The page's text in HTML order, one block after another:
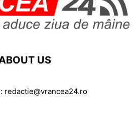
US
redactie@vrancea24.ro